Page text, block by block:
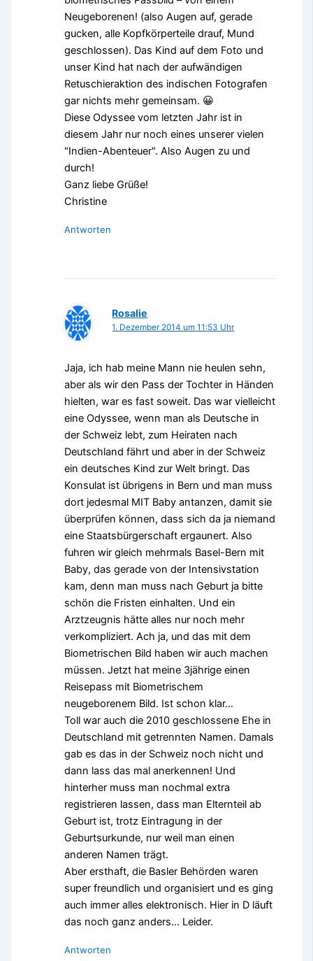
Neugeborenen! (also Augen auf, gerade
gucken, alle Kopfkörperteile drauf, Mund
geschlossen). Das Kind auf dem Foto und
unser Kind hat nach der aufwändigen
Retuschieraktion des indischen Fotografen
gar nichts mehr gemeinsam. 😀
Diese Odyssee vom letzten Jahr ist in
diesem Jahr nur noch eines unserer vielen
"Indien-Abenteuer". Also Augen zu und
durch!
Ganz liebe Grüße!
Christine
Antworten
Rosalie
1. Dezember 2014 um 11:53 Uhr
Jaja, ich hab meine Mann nie heulen sehn,
aber als wir den Pass der Tochter in Händen
hielten, war es fast soweit. Das war vielleicht
eine Odyssee, wenn man als Deutsche in
der Schweiz lebt, zum Heiraten nach
Deutschland fährt und aber in der Schweiz
ein deutsches Kind zur Welt bringt. Das
Konsulat ist übrigens in Bern und man muss
dort jedesmal MIT Baby antanzen, damit sie
überprüfen können, dass sich da ja niemand
eine Staatsbürgerschaft ergaunert. Also
fuhren wir gleich mehrmals Basel-Bern mit
Baby, das gerade von der Intensivstation
kam, denn man muss nach Geburt ja bitte
schön die Fristen einhalten. Und ein
Arztzeugnis hätte alles nur noch mehr
verkompliziert. Ach ja, und das mit dem
Biometrischen Bild haben wir auch machen
müssen. Jetzt hat meine 3jährige einen
Reisepass mit Biometrischem
neugeborenem Bild. Ist schon klar…
Toll war auch die 2010 geschlossene Ehe in
Deutschland mit getrennten Namen. Damals
gab es das in der Schweiz noch nicht und
dann lass das mal anerkennen! Und
hinterher muss man nochmal extra
registrieren lassen, dass man Elternteil ab
Geburt ist, trotz Eintragung in der
Geburtsurkunde, nur weil man einen
anderen Namen trägt.
Aber ersthaft, die Basler Behörden waren
super freundlich und organisiert und es ging
auch immer alles elektronisch. Hier in D läuft
das noch ganz anders… Leider.
Antworten